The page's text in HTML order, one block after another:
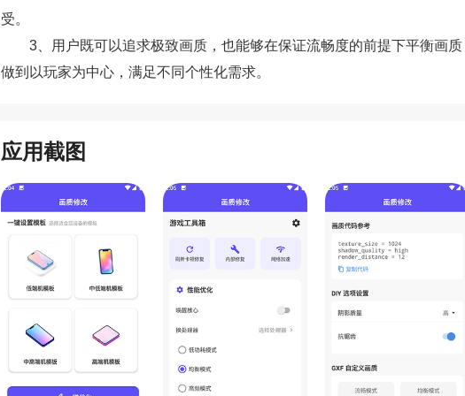
受。
3、用户既可以追求极致画质，也能够在保证流畅度的前提下平衡画
做到以玩家为中心，满足不同个性化需求。
应用截图